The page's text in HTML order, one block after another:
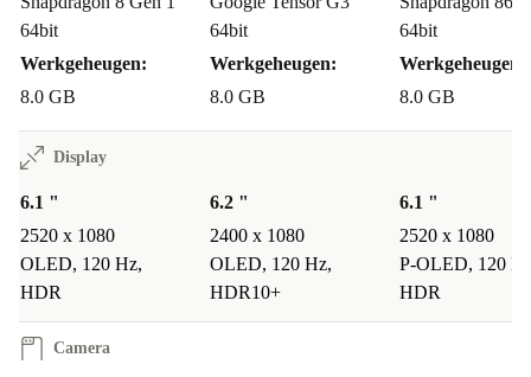
toegankelijkheidsopties waarderen die een naadloze
gebruikerservaring garanderen.
Ervaren gebruikers kunnen een duurzamere keuze maken met een
refurbished apparaat door e-afval te verminderen zonder in te
leveren op prestaties of stijl.
Maak de refurbed Sony Xperia 5 IV uw eerste keuze
voor grenzeloze avonturen. Ervaar de perfecte mix van
prestaties, stijl en verbeterde duurzaamheid in een
opmerkelijk, refurbished apparaat. Upgrade naar de
refurbished Sony Xperia 5 IV en ontdek een wereld van
64bit
Werkgeheugen:
8.0 GB
64bit
Werkgeheugen:
8.0 GB
64bit
Werkgeheugen:
8.0 GB
Display
6.1 "
2520 x 1080
OLED, 120 Hz,
HDR
6.2 "
2400 x 1080
OLED, 120 Hz,
HDR10+
6.1 "
2520 x 1080
P-OLED, 120
HDR
Camera